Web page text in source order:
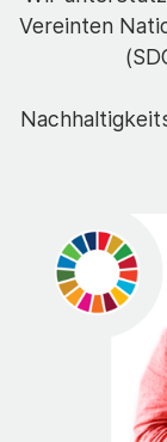
Vereinten